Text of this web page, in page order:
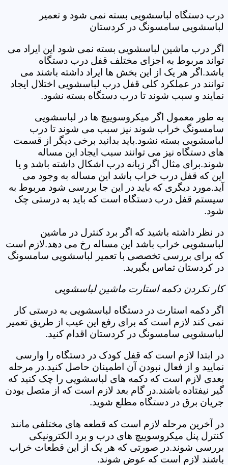
درب دستگاه لباسشویی بسته نمی شود و تعمیر
لباسشویی سامسونگ در کردستان
اگر درب ماشین لباسشویی بسته نمی شود این ایراد می
تواند مربوط به اجزای مختلف قفل درب دستگاه
باشد.اگر هر یک از این بخش ها ایراد داشته باشند می
توانند در عملکرد کلی قفل درب لباسشویی اختلال ایجاد
نمایند و سبب شوند تا درب دستگاه بسته نشود.
به طور معمول اگر میکروسوییچ ها در لباسشویی
سامسونگ خراب شوند نیز سبب می شوند تا درب
لباسشویی بسته نشود.باید بدانید برخی دیگر از قسمت
های دستگاه نیز می توانند سبب ایجاد این مساله
شوند.برای مثال اگر زبانه درب اشکال داشته باشد و یا
این که قفل درب خراب باشد این مساله به وجود می
آید.مورد دیگری که باید در این جا بررسی شود مربوط به
سیستم قفل درب دستگاه است که باید به درستی چک
شود.
در نظر داشته باشید که اگر برد کنترل در ماشین
لباسشویی خراب باشد این مساله رخ می دهد.لازم است
که برای بررسی تخصصی با تعمیر لباسشویی سامسونگ
در کردستان تماس بگیرید.
کار نکردن دکمه استارت ماشین لباسشویی
اگر دکمه استارت در دستگاه لباسشویی به درستی کار
نمی کند لازم است که برای رفع این عیب از طریق تعمیر
لباسشویی سامسونگ در کردستان اقدام کنید.
در ابتدا لازم است که قفل کودک در دستگاه را وارسی
نمایید و از فعال نبودن آن اطمینان حاصل کنید.در مرحله
بعدی لازم است که دکمه های لباسشویی را چک کنید که
گیر نیفتاده باشند.در گام بعد لازم است که از متصل بودن
جریان برق در دستگاه مطلع شوید.
در آخرین مرحله لازم است که قطعه های مختلفی مانند
کنترل پنل میکروسوییچ های درب و برد الکترونیکی
بررسی شوند.در صورتی که هر یک از این قطعات خراب
باشند لازم است که عوض شوند.